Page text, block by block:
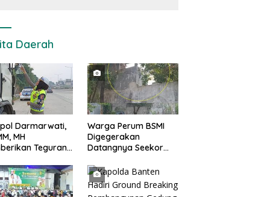
Daerah
Darmarwati,
MH
Teguran
Parkir Dibahu
di Tol CSI
Kota
Warga Perum BSMI
Digegerakan
Datangnya Seekor
Pemukiman